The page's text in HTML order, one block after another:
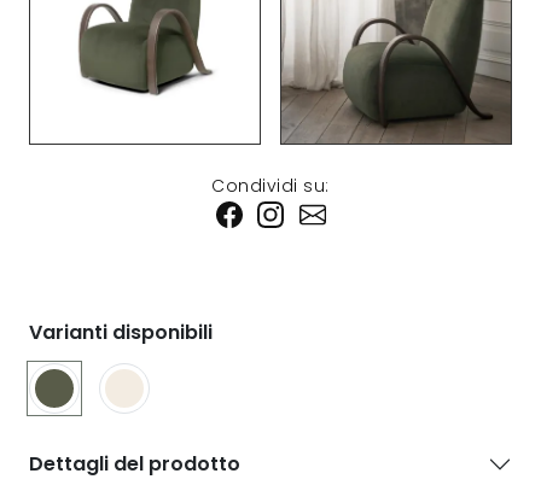
Condividi su:
Varianti disponibili
Dettagli del prodotto